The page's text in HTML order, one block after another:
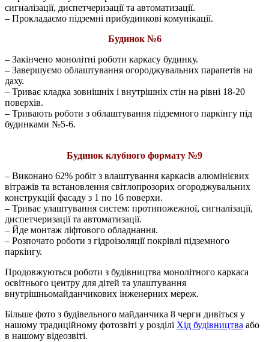
сигналізації, диспетчеризації та автоматизації.
– Прокладаємо підземні прибудинкові комунікації.
Будинок №6
– Закінчено монолітні роботи каркасу будинку.
– Завершуємо облаштування огороджувальних парапетів на
даху.
– Триває кладка зовнішніх і внутрішніх стін на рівні 18-20
поверхів.
– Тривають роботи з облаштування підземного паркінгу під
будинками №5-6.
Будинок клубного формату №9
– Виконано 62% робіт з влаштування каркасів алюмінієвих
вітражів та встановлення світлопрозорих огороджувальних
конструкцій фасаду з 1 по 16 поверхи.
– Триває улаштування систем: протипожежної, сигналізації,
диспетчеризації та автоматизації.
– Йде монтаж ліфтового обладнання.
– Розпочато роботи з гідроізоляції покрівлі підземного
паркінгу.
Продовжуються роботи з будівництва монолітного каркаса
освітнього центру для дітей та улаштування
внутрішньомайданчикових інженерних мереж.
Більше фото з будівельного майданчика 8 черги дивіться у
нашому традиційному фотозвіті у розділі Хід будівництва або
в нашому відеозвіті.